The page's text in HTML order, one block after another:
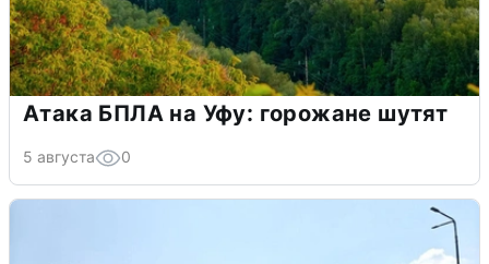
Атака БПЛА на Уфу: горожане шутят
5 августа 0